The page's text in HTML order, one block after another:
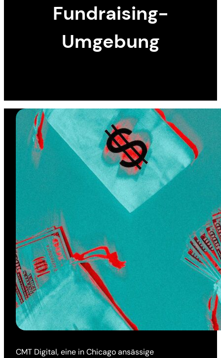
Fundraising-
Umgebung
CMT Digital, eine in Chicago ansässige